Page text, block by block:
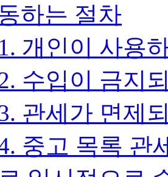
하는 절차
1. 개인이 사용
수입이 금지
관세가 면제
중고 목록 관